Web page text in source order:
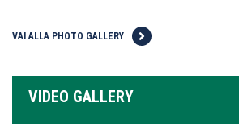
VAI ALLA PHOTO GALLERY
VIDEO GALLERY